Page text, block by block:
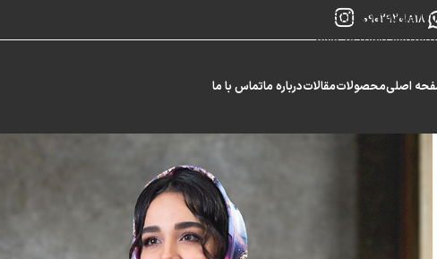
Skip to navigation
Skip to main content
09029201818
اصلیمحصولاتمقالاتدرباره ماتماس با ما